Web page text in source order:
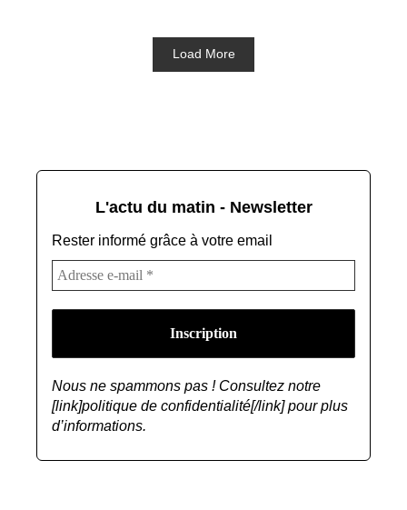
Load More
L'actu du matin - Newsletter
Rester informé grâce à votre email
Nous ne spammons pas ! Consultez notre
[link]politique de confidentialité[/link] pour plus
d’informations.